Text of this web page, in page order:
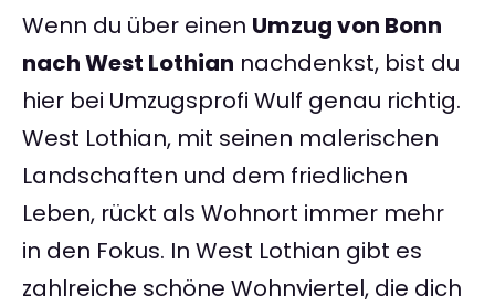
Wenn du über einen Umzug von Bonn
nach West Lothian nachdenkst, bist du
hier bei Umzugsprofi Wulf genau richtig.
West Lothian, mit seinen malerischen
Landschaften und dem friedlichen
Leben, rückt als Wohnort immer mehr
in den Fokus. In West Lothian gibt es
zahlreiche schöne Wohnviertel, die dich